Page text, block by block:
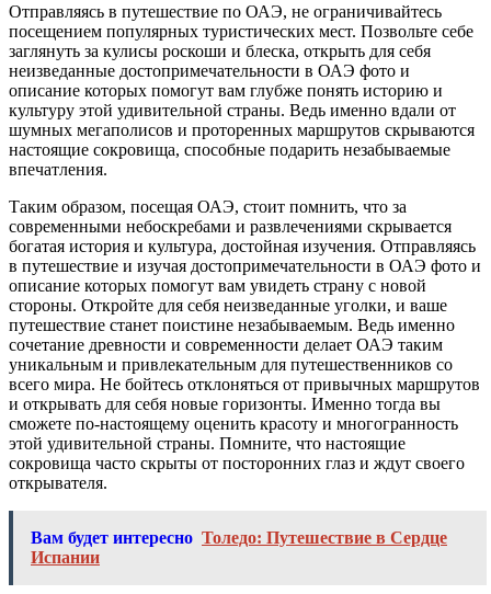
Отправляясь в путешествие по ОАЭ, не ограничивайтесь
посещением популярных туристических мест. Позвольте себе
заглянуть за кулисы роскоши и блеска, открыть для себя
неизведанные достопримечательности в ОАЭ фото и
описание которых помогут вам глубже понять историю и
культуру этой удивительной страны. Ведь именно вдали от
шумных мегаполисов и проторенных маршрутов скрываются
настоящие сокровища, способные подарить незабываемые
впечатления.
Таким образом, посещая ОАЭ, стоит помнить, что за
современными небоскребами и развлечениями скрывается
богатая история и культура, достойная изучения. Отправляясь
в путешествие и изучая достопримечательности в ОАЭ фото и
описание которых помогут вам увидеть страну с новой
стороны. Откройте для себя неизведанные уголки, и ваше
путешествие станет поистине незабываемым. Ведь именно
сочетание древности и современности делает ОАЭ таким
уникальным и привлекательным для путешественников со
всего мира. Не бойтесь отклоняться от привычных маршрутов
и открывать для себя новые горизонты. Именно тогда вы
сможете по-настоящему оценить красоту и многогранность
этой удивительной страны. Помните, что настоящие
сокровища часто скрыты от посторонних глаз и ждут своего
открывателя.
Вам будет интересно Толедо: Путешествие в Сердце
Испании